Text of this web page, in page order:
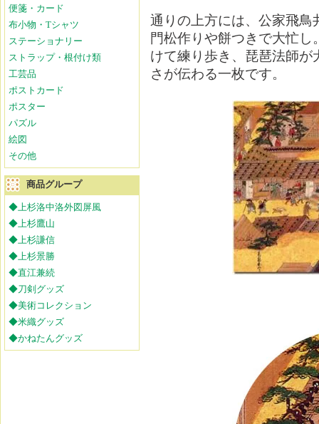
通りの上方には、公家飛鳥
門松作りや餅つきで大忙
けて練り歩き、琵琶法師
さが伝わる一枚です。
便箋・カード
布小物・Tシャツ
ステーショナリー
ストラップ・根付け類
工芸品
ポストカード
ポスター
パズル
絵図
その他
商品グループ
◆上杉洛中洛外図屏風
◆上杉鷹山
◆上杉謙信
◆上杉景勝
◆直江兼続
◆刀剣グッズ
◆美術コレクション
◆米織グッズ
◆かねたんグッズ